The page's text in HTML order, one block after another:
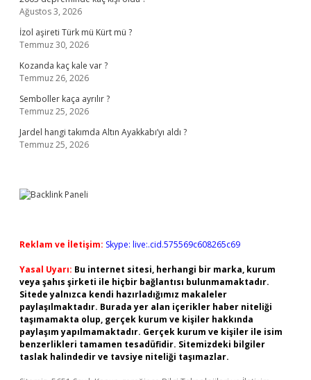
Ağustos 3, 2026
İzol aşireti Türk mü Kürt mü ?
Temmuz 30, 2026
Kozanda kaç kale var ?
Temmuz 26, 2026
Semboller kaça ayrılır ?
Temmuz 25, 2026
Jardel hangi takımda Altın Ayakkabı’yı aldı ?
Temmuz 25, 2026
Reklam ve İletişim: Skype: live:.cid.575569c608265c69
Yasal Uyarı: Bu internet sitesi, herhangi bir marka, kurum
veya şahıs şirketi ile hiçbir bağlantısı bulunmamaktadır.
Sitede yalnızca kendi hazırladığımız makaleler
paylaşılmaktadır. Burada yer alan içerikler haber niteliği
taşımamakta olup, gerçek kurum ve kişiler hakkında
paylaşım yapılmamaktadır. Gerçek kurum ve kişiler ile isim
benzerlikleri tamamen tesadüfidir. Sitemizdeki bilgiler
taslak halindedir ve tavsiye niteliği taşımazlar.